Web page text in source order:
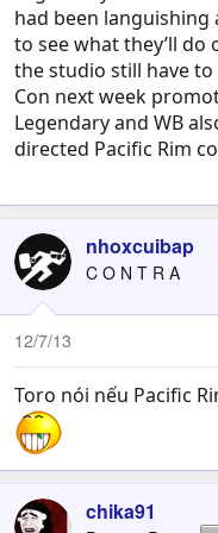
had been languishing
to see what they’ll do
the studio still have
Con next week
Legendary and WB
directed Pacific Rim
nhoxcuibap
C O N T R A
12/7/13
Toro nói nếu Pacific
chika91